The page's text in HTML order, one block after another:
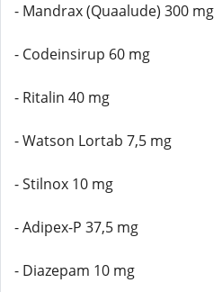
- Mandrax (Quaalude) 300 mg
- Codeinsirup 60 mg
- Ritalin 40 mg
- Watson Lortab 7,5 mg
- Stilnox 10 mg
- Adipex-P 37,5 mg
- Diazepam 10 mg